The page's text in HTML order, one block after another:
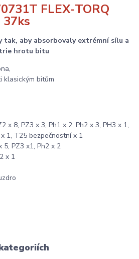
FLEX-TORQ
tak, aby absorbovaly extrémní sílu a
hrotu bitu
klasickým bitům
x 8, PZ3 x 3, Ph1 x 2, Ph2 x 3, PH3 x 1,
1, T25 bezpečnostní x 1
5, PZ3 x1, Ph2 x 2
x 1